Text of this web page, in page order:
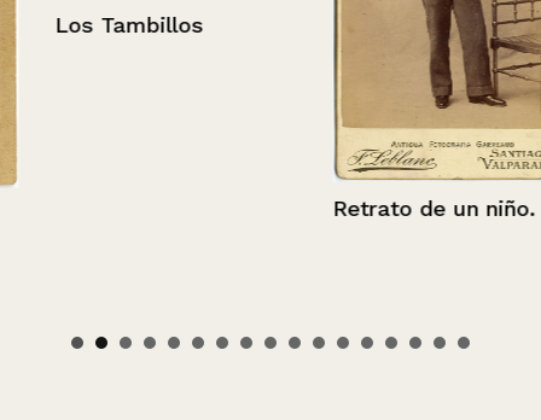
Los Tambillos
Retrato de un niño.